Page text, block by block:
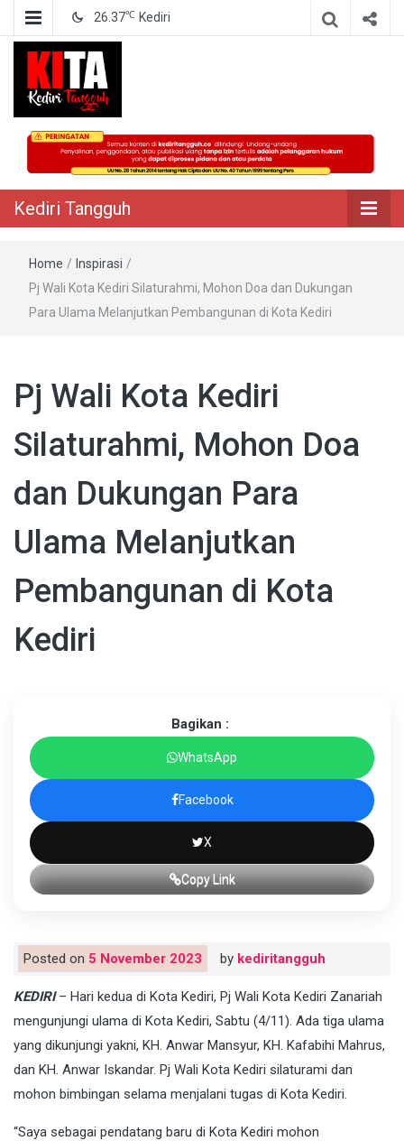
26.37℃ Kediri
Kediri Tangguh
Berita Akurat Terpercaya
Kediri Tangguh
Home / Inspirasi /
Pj Wali Kota Kediri Silaturahmi, Mohon Doa dan Dukungan
Para Ulama Melanjutkan Pembangunan di Kota Kediri
Pj Wali Kota Kediri
Silaturahmi, Mohon Doa
dan Dukungan Para
Ulama Melanjutkan
Pembangunan di Kota
Kediri
Bagikan :
WhatsApp
Facebook
X
Copy Link
Posted on 5 November 2023 by kediritangguh
KEDIRI– Hari kedua di Kota Kediri, Pj Wali Kota Kediri Zanariah
mengunjungi ulama di Kota Kediri, Sabtu (4/11). Ada tiga ulama
yang dikunjungi yakni, KH. Anwar Mansyur, KH. Kafabihi Mahrus,
dan KH. Anwar Iskandar. Pj Wali Kota Kediri silaturami dan
mohon bimbingan selama menjalani tugas di Kota Kediri.
“Saya sebagai pendatang baru di Kota Kediri mohon